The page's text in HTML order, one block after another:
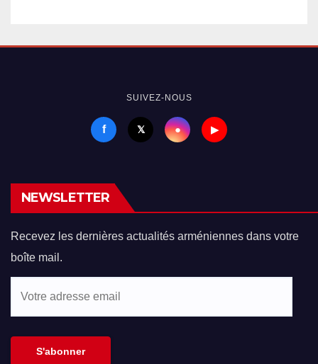
SUIVEZ-NOUS
f 𝕏 ● ▶
NEWSLETTER
Recevez les dernières actualités arméniennes dans votre
boîte mail.
S'abonner